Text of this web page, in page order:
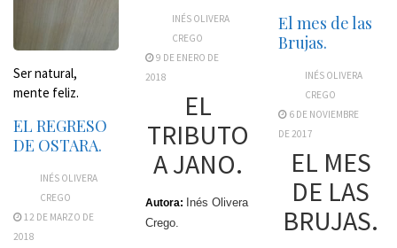
Ser natural,
mente feliz.
EL REGRESO
DE OSTARA.
INÉS OLIVERA
CREGO
12 DE MARZO DE
2018
INÉS OLIVERA
CREGO
9 DE ENERO DE
2018
EL
TRIBUTO
A JANO.
Autora: Inés Olivera
Crego.
El mes de las
Brujas.
INÉS OLIVERA
CREGO
6 DE NOVIEMBRE
DE 2017
EL MES
DE LAS
BRUJAS.